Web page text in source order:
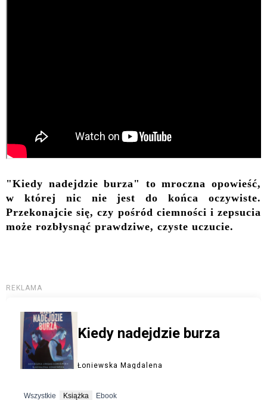
"Kiedy nadejdzie burza" to mroczna opowieść,
w której nic nie jest do końca oczywiste.
Przekonajcie się, czy pośród ciemności i zepsucia
może rozbłysnąć prawdziwe, czyste uczucie.